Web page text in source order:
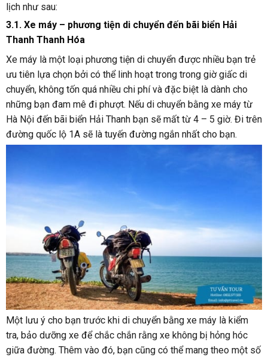
lịch như sau:
3.1. Xe máy – phương tiện di chuyển đến bãi biển Hải
Thanh Thanh Hóa
Xe máy là một loại phương tiện di chuyển được nhiều bạn trẻ
ưu tiên lựa chọn bởi có thể linh hoạt trong trong giờ giấc di
chuyển, không tốn quá nhiều chi phí và đặc biệt là dành cho
những bạn đam mê đi phượt. Nếu di chuyển bằng xe máy từ
Hà Nội đến bãi biển Hải Thanh bạn sẽ mất từ 4 – 5 giờ. Đi trên
đường quốc lộ 1A sẽ là tuyến đường ngắn nhất cho bạn.
Một lưu ý cho bạn trước khi di chuyển bằng xe máy là kiểm
tra, bảo dưỡng xe để chắc chắn rằng xe không bị hỏng hóc
giữa đường. Thêm vào đó, bạn cũng có thể mang theo một số